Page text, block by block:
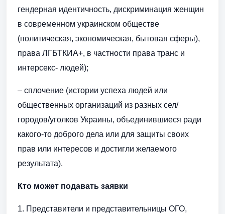
гендерная идентичность, дискриминация женщин
в современном украинском обществе
(политическая, экономическая, бытовая сферы),
права ЛГБТКИА+, в частности права транс и
интерсекс- людей);
– сплочение (истории успеха людей или
общественных организаций из разных сел/
городов/уголков Украины, объединившиеся ради
какого-то доброго дела или для защиты своих
прав или интересов и достигли желаемого
результата).
Кто может подавать заявки
1. Представители и представительницы ОГО,